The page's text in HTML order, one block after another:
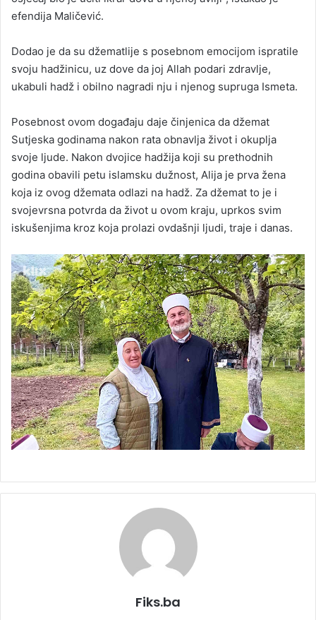
efendija Maličević.
Dodao je da su džematlije s posebnom emocijom ispratile
svoju hadžinicu, uz dove da joj Allah podari zdravlje,
ukabuli hadž i obilno nagradi nju i njenog supruga Ismeta.
Posebnost ovom događaju daje činjenica da džemat
Sutjeska godinama nakon rata obnavlja život i okuplja
svoje ljude. Nakon dvojice hadžija koji su prethodnih
godina obavili petu islamsku dužnost, Alija je prva žena
koja iz ovog džemata odlazi na hadž. Za džemat to je i
svojevrsna potvrda da život u ovom kraju, uprkos svim
iskušenjima kroz koja prolazi ovdašnji ljudi, traje i danas.
Fiks.ba